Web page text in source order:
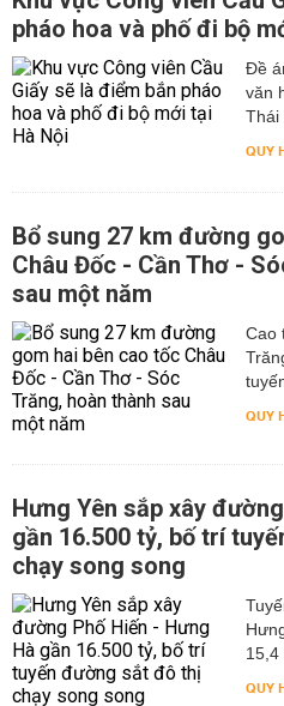
pháo hoa và phố đi bộ
Đề
văn
Thái
QUY
Bổ sung 27 km đường
Châu Đốc - Cần Thơ -
sau một năm
Cao
QUY
Hưng Yên sắp xây
gần 16.500 tỷ, bố trí
chạy song song
15,4
QUY